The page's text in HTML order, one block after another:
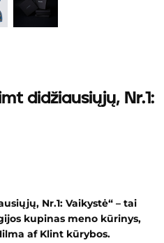
didžiausiųjų, Nr.1:
Nr.1: Vaikystė“ – tai
kupinas meno kūrinys,
af Klint kūrybos.